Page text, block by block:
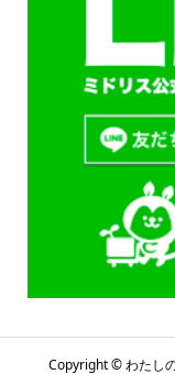
Copyright ©わたし